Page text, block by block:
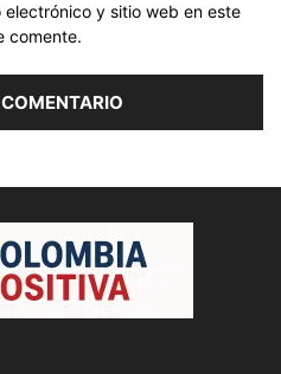
y sitio web en este
comente.